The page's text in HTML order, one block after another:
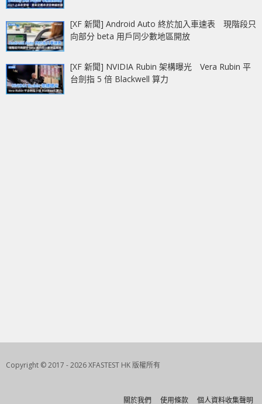
[XF 新聞] Android Auto 終於加入車速表 現階段只
向部分 beta 用戶同少數地區開放
[XF 新聞] NVIDIA Rubin 架構曝光 Vera Rubin 平
台劍指 5 倍 Blackwell 算力
Copyright © 2017 - 2026 XFASTEST HK 版權所有
關於我們 使用條款 個人資料收集聲明